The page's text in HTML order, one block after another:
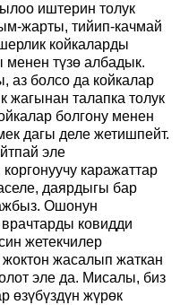
иштерин толук
жарты, тийип-качмай
койкаларды
менен түзө албадык.
аз болсо да койкалар
жагынан талапка толук
йкалар болгону менен
дагы деле жетишпейт.
эле
коргонуучу каражаттар
еле, даярдыгы бар
. Ошонун
врачтарды ковидди
жетекчилер
жасалып жаткан
эле да. Мисалы, биз
өзүбүздүн жүрөк